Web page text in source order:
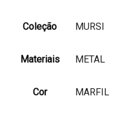
Coleção MURSI
Materiais METAL
Cor MARFIL